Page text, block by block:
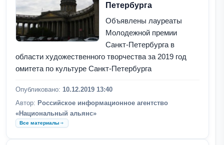
Петербурга
Объявлены лауреаты
Молодежной премии
Санкт-Петербурга в
области художественного творчества за 2019 год
омитета по культуре Санкт-Петербурга
Опубликовано: 10.12.2019 13:40
Автор: Российское информационное агентство
«Национальный альянс»
Все материалы